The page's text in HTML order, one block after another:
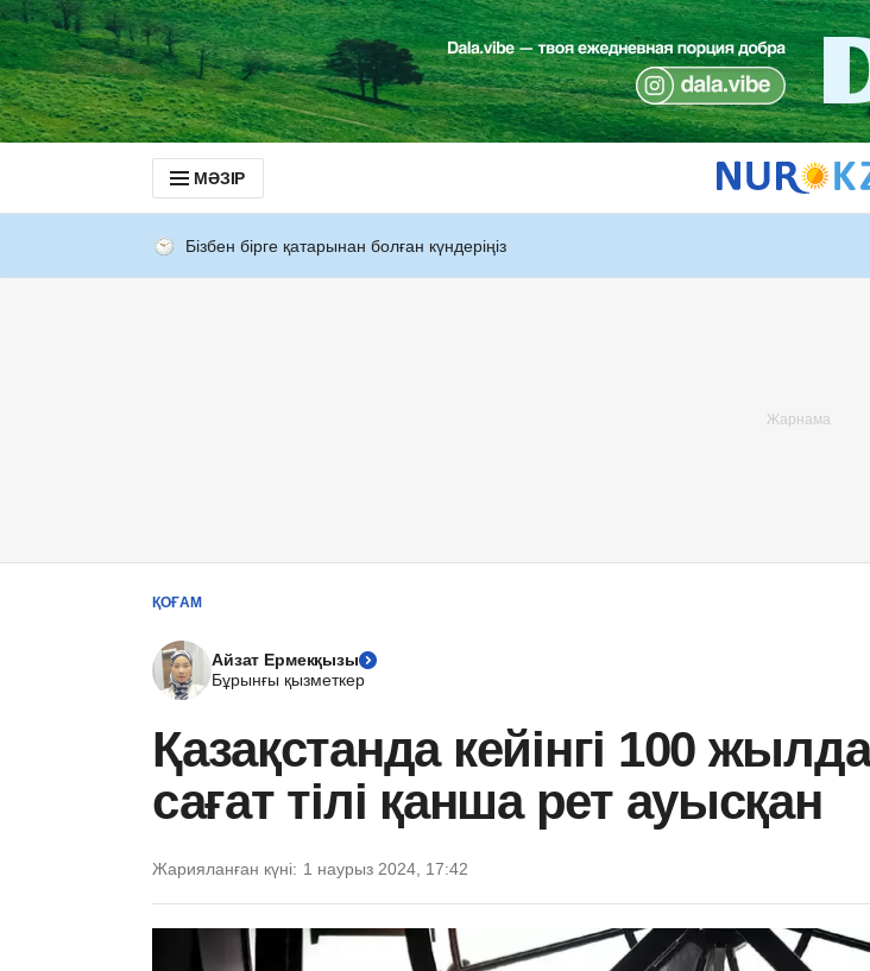
МӘЗІР
Бізбен бірге қатарынан болған күндеріңіз
ҚОҒАМ
Айзат Ермекқызы
Бұрынғы қызметкер
Қазақстанда кейінгі 100 жылда
сағат тілі қанша рет ауысқан
Жарияланған күні: 1 наурыз 2024, 17:42